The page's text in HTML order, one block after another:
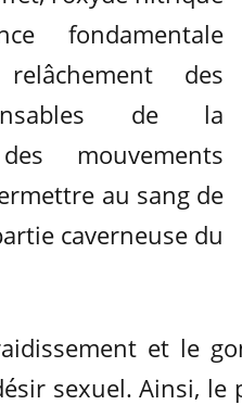
fondamentale
des
de la
mouvements
au sang de
caverneuse du
et le
sexuel. Ainsi, le